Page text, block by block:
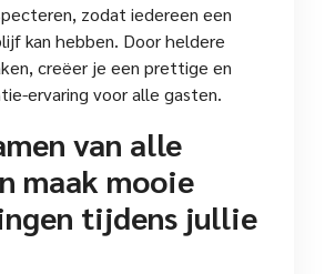
zodat iedereen een
kan hebben. Door heldere
creëer je een prettige en
ervaring voor alle gasten.
van alle
maak mooie
tijdens jullie